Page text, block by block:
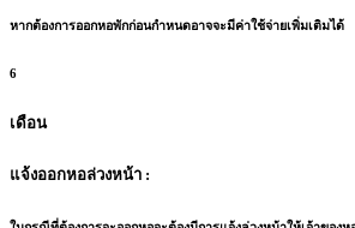
หากต้องการออกหอพักก่อนกำหนดอาจจะมีค่าใช้จ่ายเพิ่มเติมได้
6
เดือน
แจ้งออกหอล่วงหน้า :